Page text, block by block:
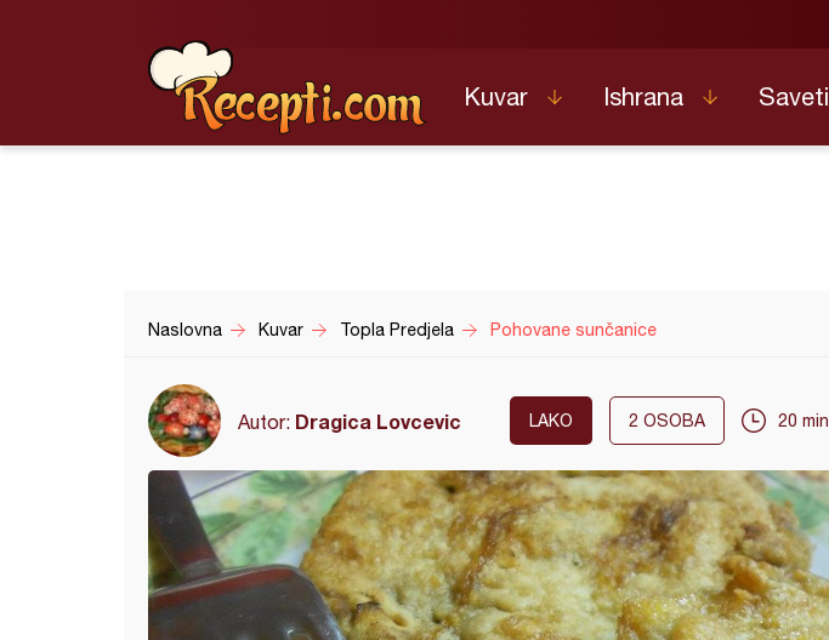
Kuvar Ishrana Saveti
Naslovna Kuvar Topla Predjela Pohovane sunčanice
Autor: Dragica Lovcevic LAKO 2 OSOBA 20 min